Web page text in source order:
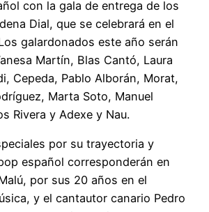
con la gala de entrega de los
Dial, que se celebrará en el
galardonados este año serán
Martín, Blas Cantó, Laura
Cepeda, Pablo Alborán, Morat,
Marta Soto, Manuel
Rivera y Adexe y Nau.
por su trayectoria y
español corresponderán en
por sus 20 años en el
y el cantautor canario Pedro